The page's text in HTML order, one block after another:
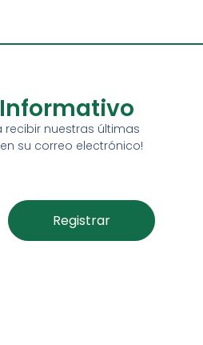
recibir nuestras últimas
su correo electrónico!